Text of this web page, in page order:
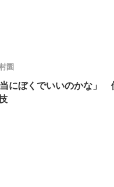
園
にぼくでいいのかな」